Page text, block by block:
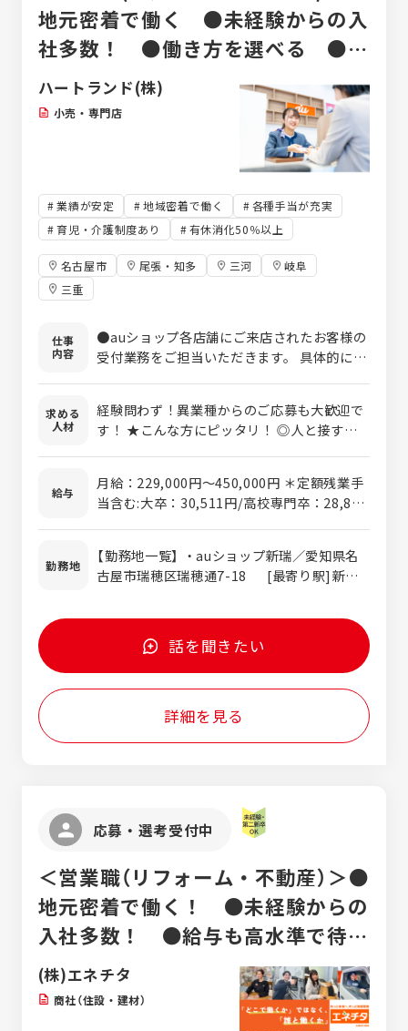
地元密着で働く ●未経験からの入
社多数！ ●働き方を選べる ●給
与も高水準で待遇も充実！
ハートランド(株)
小売・専門店
業績が安定 地域密着で働く
各種手当が充実
育児・介護制度あり
有休消化50％以上
名古屋市 尾張・知多 三河
岐阜
三重
仕事
内容
●auショップ各店舗にご来店されたお客様の
受付業務をご担当いただきます。 具体的に
す。 受付、接客業務は未経験の方、auでの勤
務経験がある方はもちろん、ソフトバンクや
ドコモなどのその他携帯キャリアでお仕事を
されてきた方も大歓迎です！
求める
人材
経験問わず！異業種からのご応募も大歓迎で
す！ ★こんな方にピッタリ！ ◎人と接する
まな場面で直接「ありがとう」を貰えます。 ◎
チームワークを重視している方 私たちの
「接客」という仕事はお客様とスタッフが1対1
で行うというイメージですが、実は店舗全体
でサポートをし合いながら1人のお客様対応
を行っています。 ◎地元に貢献したい方 必
する事で、多くのお客様の生活を豊かにする
お手伝いをしています。また多地区に渡って
店舗がある為、地元で働く事が出来ます。
給与
月給：229,000円〜450,000円 ＊定額残業手
当含む:大卒：30,511円/高校専門卒：28,850
無に関わらず支給。 定額時間を超える時間外
労働についての割増賃金は追加支給。
勤務地
【勤務地一覧】 ・auショップ新瑞／愛知県名
古屋市瑞穂区瑞穂通7-18 [最寄り駅]新瑞
白鳥2-16-8 [最寄り駅]日進駅(愛知県) ・
auショップ瀬戸／愛知県瀬戸市陶原町1-38-
2 [最寄り駅]尾張瀬戸駅 ・auショップ一宮
牛野通／愛知県一宮市牛野通3-15-2 [最寄
り駅]妙興寺駅 ・auショップ甚目寺／愛知県
あま市坂牧北浦58-1 [最寄り駅]甚目寺駅
・auショップ小牧山／愛知県小牧市山北町50
愛知県丹羽郡扶桑町高雄字伊勢帰230 [最
寄り駅]扶桑駅 ・auショップ尾張旭／愛知県
旭駅 ・auショップアピタ長久手／愛知県長久
手市戸田谷901-1 アピタ長久手1F [最寄
り駅]杁ケ池公園駅 ・auショップ稲沢／愛知
県稲沢市船橋町花の木 1169-1 [最寄り駅]
条字賀70 [最寄り駅]開明駅 ・auショップ
春日井市民病院前／愛知県春日井市南下原町
4-2-10 [最寄り駅]春日井駅(中央本線) ・
話を聞きたい
詳細を見る
応募・選考受付中
＜営業職（リフォーム・不動産）＞●
地元密着で働く！ ●未経験からの
入社多数！ ●給与も高水準で待遇
も充実！ ●ライフワークバランス
大切に！
(株)エネチタ
商社（住設・建材）